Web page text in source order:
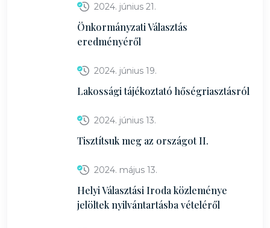
2024. június 21.
Önkormányzati Választás
eredményéről
2024. június 19.
Lakossági tájékoztató hőségriasztásról
2024. június 13.
Tisztítsuk meg az országot II.
2024. május 13.
Helyi Választási Iroda közleménye
jelöltek nyilvántartásba vételéről